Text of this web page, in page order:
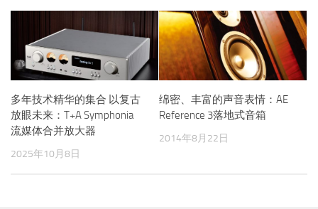
多年技术精华的集合 以复古
放眼未来：T+A Symphonia
流媒体合并放大器
2025年10月8日
绵密、丰富的声音表情：AE
Reference 3落地式音箱
2014年8月22日